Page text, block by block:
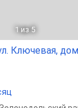
1 из 5
Ключевая,